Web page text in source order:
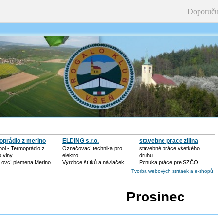
z merino
- Termoprádlo z
vlny
ovcí plemena Merino
ELDING s.r.o.
Označovací technika pro
elektro.
Výrobce štítků a návlaček
stavebne prace zilina
stavebné práce všetkého
druhu
Ponuka práce pre SZČO
Tvorba webových stránek a e-shopů
Prosinec